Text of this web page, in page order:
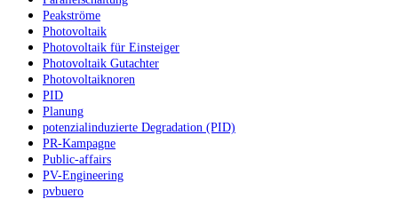
Peakströme
Photovoltaik
Photovoltaik für Einsteiger
Photovoltaik Gutachter
Photovoltaiknoren
PID
Planung
potenzialinduzierte Degradation (PID)
PR-Kampagne
Public-affairs
PV-Engineering
pvbuero